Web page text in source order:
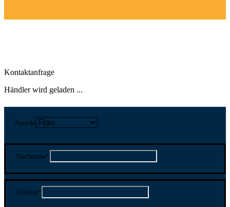
Kontaktanfrage
Händler wird geladen ...
Anrede
Nachname*
Telefon*